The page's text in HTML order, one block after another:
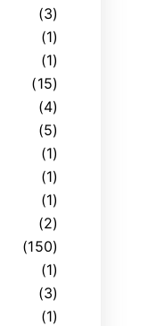
(3)
(1)
(1)
(15)
(4)
(5)
(1)
(1)
(1)
(2)
(150)
(1)
(3)
(1)